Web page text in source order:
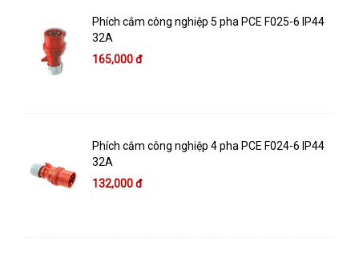
Phích cắm công nghiệp 5 pha PCE F025-6 IP44
32A
165,000 đ
Phích cắm công nghiệp 4 pha PCE F024-6 IP44
32A
132,000 đ